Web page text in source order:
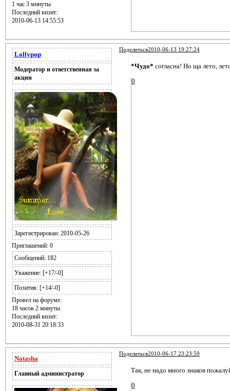
1 час 3 минуты
Последний визит:
2010-06-13 14:55:53
Поделиться2010-06-13 19:27:24
Lollypop
Модератор и ответственная за
акции
Зарегистрирован: 2010-05-26
Приглашений:0
Сообщений:182
Уважение: [+17/-0]
Позитив: [+14/-0]
Провел на форуме:
18 часов 2 минуты
Последний визит:
2010-08-31 20:18:33
*Чудо* согласна! Но ща лето,
0
Поделиться2010-06-17 23:23:59
Natasha
Главный администратор Так, не надо много знаков
0